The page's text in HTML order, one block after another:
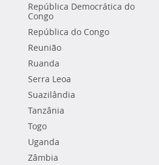
República Democrática do
Congo
República do Congo
Reunião
Ruanda
Serra Leoa
Suazilândia
Tanzânia
Togo
Uganda
Zâmbia